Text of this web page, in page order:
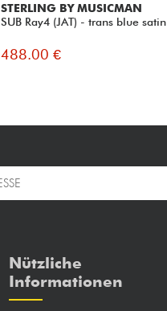
STERLING BY MUSICMAN
SUB Ray4 (JAT) - trans blue satin
488.00 €
Nützliche
Informationen